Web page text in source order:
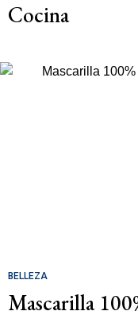
Cocina
BELLEZA
Mascarilla